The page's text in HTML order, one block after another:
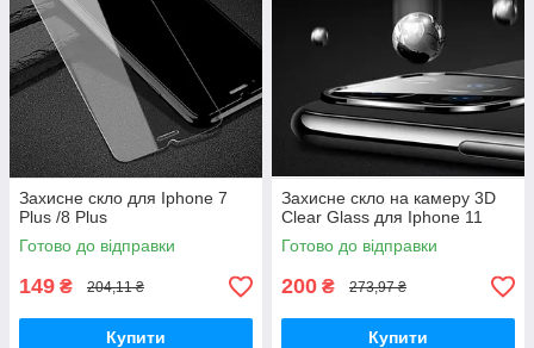
Захисне скло для Iphone 7
Plus /8 Plus
Готово до відправки
149 ₴ 204,11 ₴
Купити
Захисне скло на камеру 3D
Clear Glass для Iphone 11
Готово до відправки
200 ₴ 273,97 ₴
Купити